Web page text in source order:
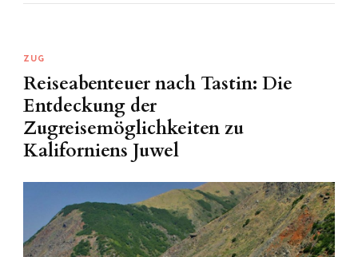
ZUG
Reiseabenteuer nach Tastin: Die
Entdeckung der
Zugreisemöglichkeiten zu
Kaliforniens Juwel